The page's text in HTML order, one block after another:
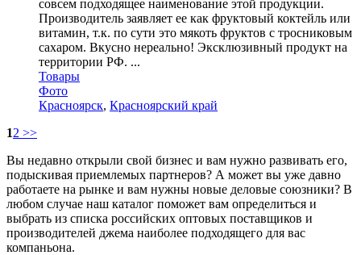
совсем подходящее наименование этой продукции.
Производитель заявляет ее как фруктовый коктейль или
витамин, т.к. по сути это мякоть фруктов с тросниковым
сахаром. Вкусно нереально! Эксклюзивный продукт на
территории РФ. ...
Товары
Фото
Красноярск, Красноярский край
12 >>
Вы недавно открыли свой бизнес и вам нужно развивать его,
подыскивая приемлемых партнеров? А может вы уже давно
работаете на рынке и вам нужны новые деловые союзники? В
любом случае наш каталог поможет вам определиться и
выбрать из списка российских оптовых поставщиков и
производителей джема наиболее подходящего для вас
компаньона.